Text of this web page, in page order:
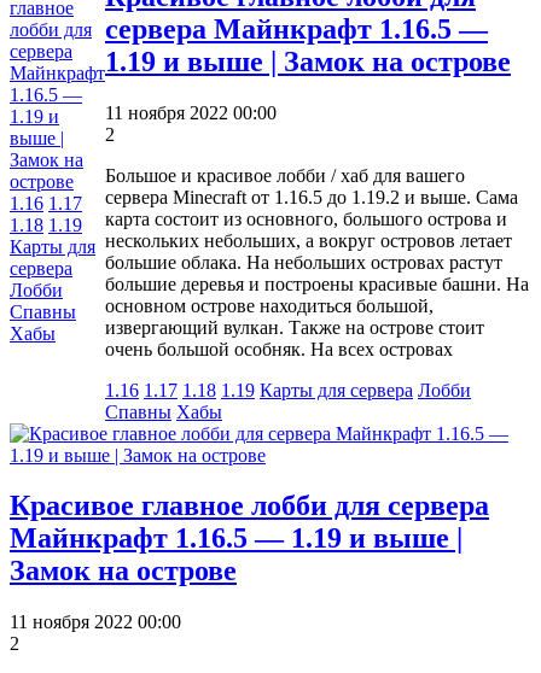
1.16 1.17
1.18 1.19
Карты для
сервера
Лобби
Спавны
Хабы
сервера Майнкрафт 1.16.5 —
1.19 и выше | Замок на острове
11 ноября 2022 00:00
2
Большое и красивое лобби / хаб для вашего
сервера Minecraft от 1.16.5 до 1.19.2 и выше. Сама
карта состоит из основного, большого острова и
нескольких небольших, а вокруг островов летает
большие облака. На небольших островах растут
большие деревья и построены красивые башни. На
основном острове находиться большой,
извергающий вулкан. Также на острове стоит
очень большой особняк. На всех островах
1.16 1.17 1.18 1.19 Карты для сервера Лобби
Спавны Хабы
Красивое главное лобби для сервера
Майнкрафт 1.16.5 — 1.19 и выше |
Замок на острове
11 ноября 2022 00:00
2